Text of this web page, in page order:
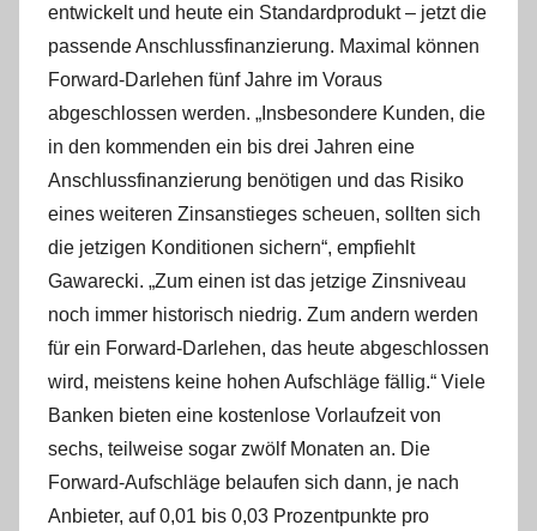
entwickelt und heute ein Standardprodukt – jetzt die
passende Anschlussfinanzierung. Maximal können
Forward-Darlehen fünf Jahre im Voraus
abgeschlossen werden. „Insbesondere Kunden, die
in den kommenden ein bis drei Jahren eine
Anschlussfinanzierung benötigen und das Risiko
eines weiteren Zinsanstieges scheuen, sollten sich
die jetzigen Konditionen sichern“, empfiehlt
Gawarecki. „Zum einen ist das jetzige Zinsniveau
noch immer historisch niedrig. Zum andern werden
für ein Forward-Darlehen, das heute abgeschlossen
wird, meistens keine hohen Aufschläge fällig.“ Viele
Banken bieten eine kostenlose Vorlaufzeit von
sechs, teilweise sogar zwölf Monaten an. Die
Forward-Aufschläge belaufen sich dann, je nach
Anbieter, auf 0,01 bis 0,03 Prozentpunkte pro